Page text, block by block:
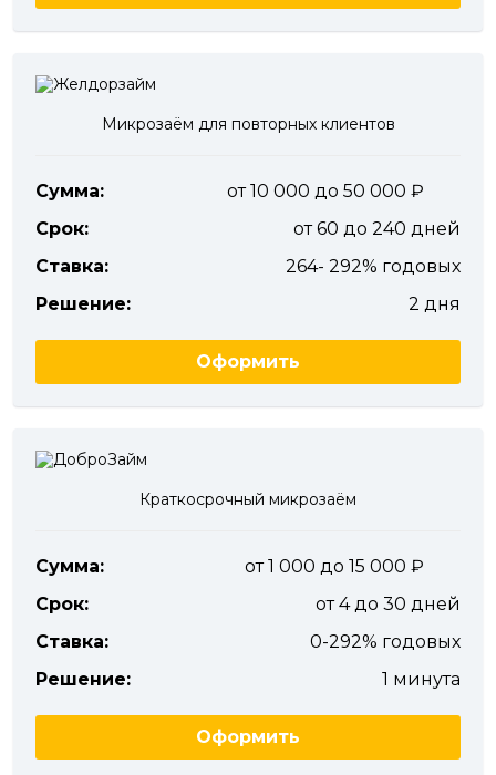
Микрозаём для повторных клиентов
Сумма:
от 10 000 до 50 000
Срок:
от 60 до 240 дней
Ставка:
264- 292% годовых
Решение:
2 дня
Оформить
Краткосрочный микрозаём
Сумма:
от 1 000 до 15 000
Срок:
от 4 до 30 дней
Ставка:
0-292% годовых
Решение:
1 минута
Оформить